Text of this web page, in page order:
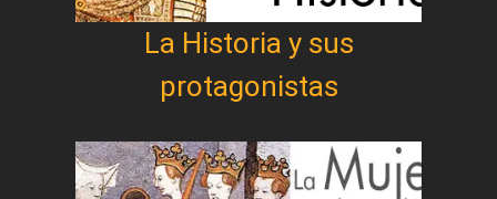
La Historia y sus
protagonistas